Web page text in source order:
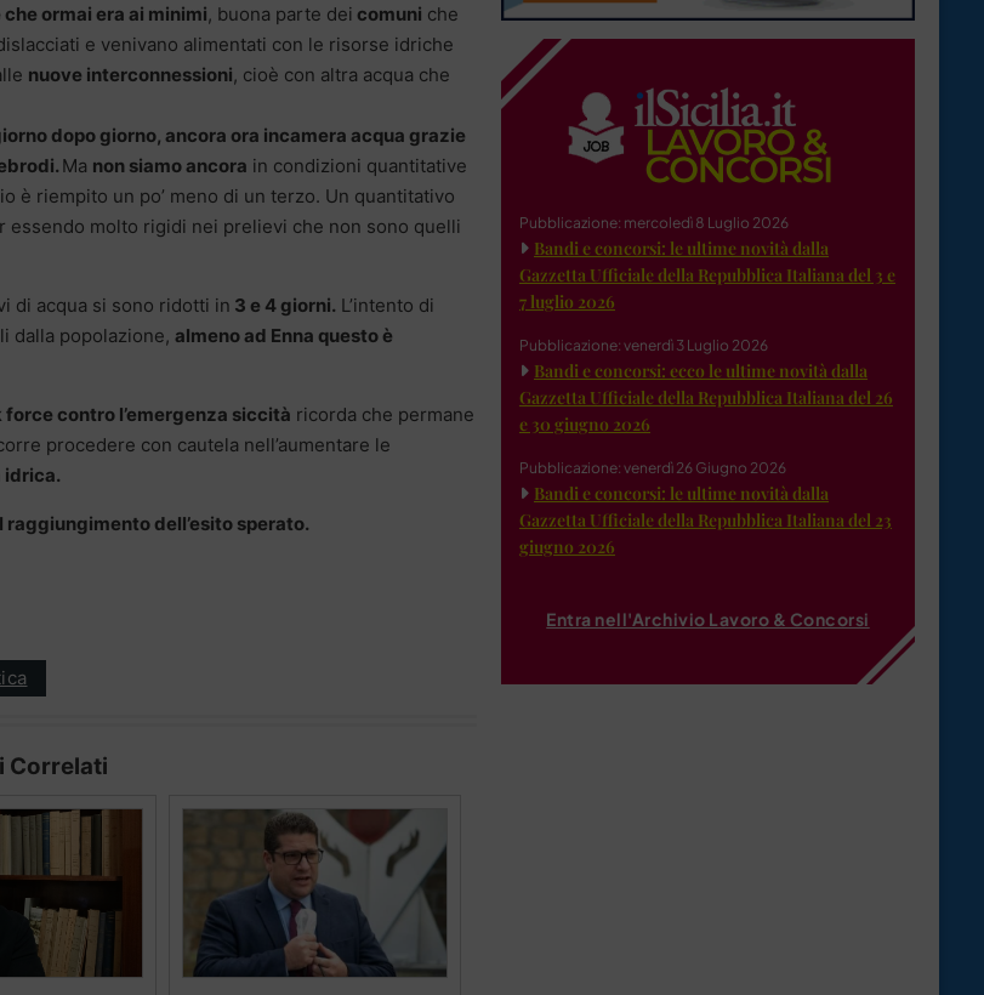
ormai era ai minimi, buona parte dei comuni che
e venivano alimentati con le risorse idriche
nuove interconnessioni, cioè con altra acqua che
dopo giorno, ancora ora incamera acqua grazie
Ma non siamo ancora in condizioni quantitative
è riempito un po’ meno di un terzo. Un quantitativo
essendo molto rigidi nei prelievi che non sono quelli
di acqua si sono ridotti in 3 e 4 giorni. L’intento di
dalla popolazione, almeno ad Enna questo è
force contro l’emergenza siccità ricorda che permane
procedere con cautela nell’aumentare le
idrica.
dell’esito sperato.
Correlati
Pubblicazione: mercoledì 8 Luglio 2026
Bandi e concorsi: le ultime novità dalla
Gazzetta Ufficiale della Repubblica Italiana del 3 e
7 luglio 2026
Pubblicazione: venerdì 3 Luglio 2026
Bandi e concorsi: ecco le ultime novità dalla
Gazzetta Ufficiale della Repubblica Italiana del 26
e 30 giugno 2026
Pubblicazione: venerdì 26 Giugno 2026
Bandi e concorsi: le ultime novità dalla
Gazzetta Ufficiale della Repubblica Italiana del 23
giugno 2026
Entra nell'Archivio Lavoro & Concorsi